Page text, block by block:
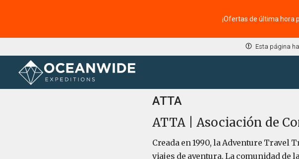
¡Ofertas de última hora
Esta página
Página principal
ATTA
ATTA | Asociación de
Creada en 1990, la Adventure Travel
viajes de aventura. La comunidad de